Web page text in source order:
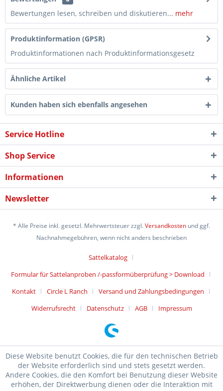
Bewertungen lesen, schreiben und diskutieren... mehr
Produktinformation (GPSR)
Produktinformationen nach Produktinformationsgesetz
Ähnliche Artikel
Kunden haben sich ebenfalls angesehen
Service Hotline
Shop Service
Informationen
Newsletter
* Alle Preise inkl. gesetzl. Mehrwertsteuer zzgl.Versandkosten und ggf.
Nachnahmegebühren, wenn nicht anders beschrieben
Sattelkatalog
Formular für Sattelanproben /-passformüberprüfung > Download
Kontakt
Circle L Ranch
Versand und Zahlungsbedingungen
Widerrufsrecht
Datenschutz AGB Impressum
Diese Website benutzt Cookies, die für den technischen Betrieb
der Website erforderlich sind und stets gesetzt werden.
Andere Cookies, die den Komfort bei Benutzung dieser Website
erhöhen, der Direktwerbung dienen oder die Interaktion mit